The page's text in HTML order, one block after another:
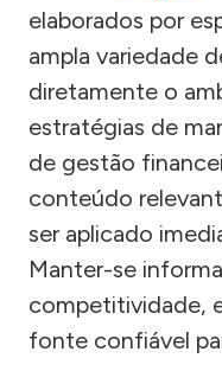
elaborados por
ampla variedade
diretamente o
estratégias de
de gestão
conteúdo
ser aplicado
Manter-se
competitividade,
fonte confiável